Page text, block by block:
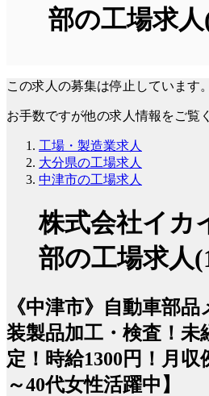
部の工場求人
この求人の募集は停止しています。
お手数ですが他の求人情報をご覧
工場・製造業求人
大分県の工場求人
中津市の工場求人
株式会社イカ
部の工場求人
《中津市》自動車部
装製品加工・検査！未
定！時給1300円！月収
～40代女性活躍中】